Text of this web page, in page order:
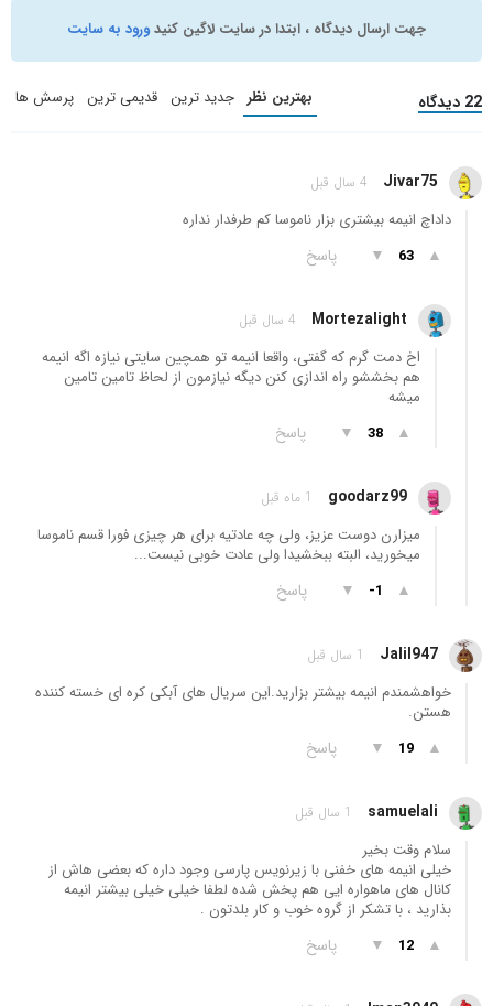
جهت ارسال دیدگاه ، ابتدا در سایت لاگین کنیدورود به سایت
22 دیدگاه بهترین نظر جدید ترین قدیمی ترین پرسش ها
Jivar75 4 سال قبل
داداچ انیمه بیشتری بزار ناموسا کم طرفدار نداره
▲
63
▼ پاسخ
Mortezalight 4 سال قبل
اخ دمت گرم که گفتی، واقعا انیمه تو همچین سایتی نیازه اگه انیمه
هم بخششو راه اندازی کنن دیگه نیازمون از لحاظ تامین تامین
میشه
▲
38
▼ پاسخ
goodarz99 1 ماه قبل
میزارن دوست عزیز، ولی چه عادتیه برای هر چیزی فورا قسم ناموسا
میخورید، البته ببخشیدا ولی عادت خوبی نیست...
▲
-1
▼ پاسخ
Jalil947 1 سال قبل
خواهشمندم انیمه بیشتر بزارید.این سریال های آبکی کره ای خسته کننده
هستن.
▲
19
▼ پاسخ
samuelali 1 سال قبل
سلام وقت بخیر
خیلی انیمه های خفنی با زیرنویس پارسی وجود داره که بعضی هاش از
کانال های ماهواره ایی هم پخش شده لطفا خیلی خیلی بیشتر انیمه
بذارید ، با تشکر از گروه خوب و کار بلدتون .
▲
12
▼ پاسخ